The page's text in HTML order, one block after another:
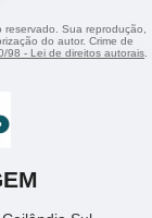
reservado. Sua reprodução,
do autor. Crime de
98 - Lei de direitos autorais